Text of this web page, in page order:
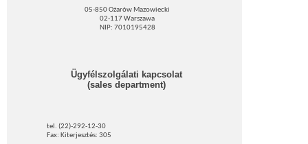
05-850 Ożarów Mazowiecki
02-117 Warszawa
NIP: 7010195428
Ügyfélszolgálati kapcsolat
(sales department)
tel. (22)-292-12-30
Fax: Kiterjesztés: 305